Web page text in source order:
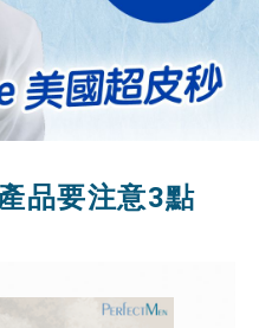
品要注意3點